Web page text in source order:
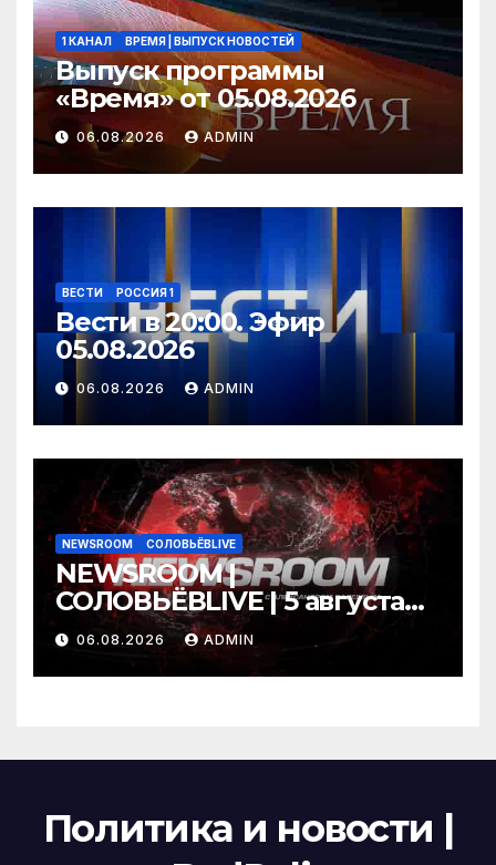
1 КАНАЛ ВРЕМЯ | ВЫПУСК НОВОСТЕЙ
Выпуск программы
«Время» от 05.08.2026
06.08.2026 ADMIN
ВЕСТИ РОССИЯ 1
Вести в 20:00. Эфир
05.08.2026
06.08.2026 ADMIN
NEWSROOM СОЛОВЬЁВLIVE
NEWSROOM |
СОЛОВЬЁВLIVE | 5 августа
2026 года
06.08.2026 ADMIN
Политика и новости |